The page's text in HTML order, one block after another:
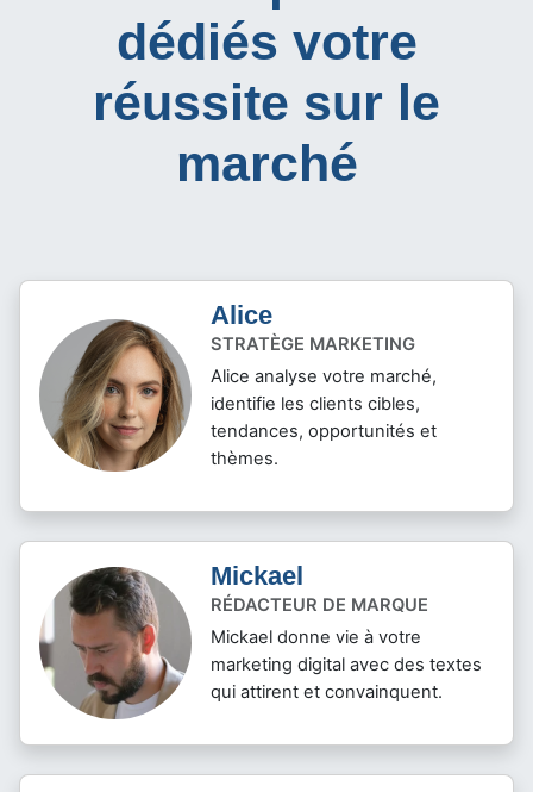
dédiés votre
réussite sur le
marché
Alice
STRATÈGE MARKETING
Alice analyse votre marché,
identifie les clients cibles,
tendances, opportunités et
thèmes.
Mickael
RÉDACTEUR DE MARQUE
Mickael donne vie à votre
marketing digital avec des textes
qui attirent et convainquent.